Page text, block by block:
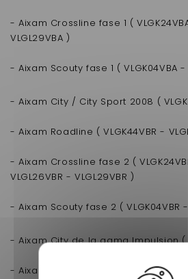
- Aixam Crossline fase 1 (
VLGL29VBA )
- Aixam Scouty fase 1 ( VLGK04VBA -
- Aixam City / City Sport 2008 (
- Aixam Roadline ( VLGK44VBR -
- Aixam Crossline fase 2 (
VLGL26VBR - VLGL29VBR )
- Aixam Scouty fase 2 ( VLGK04VBR -
- Aixam City de la gama Impulsion (
- Aixam Coupé de la gama Impulsion